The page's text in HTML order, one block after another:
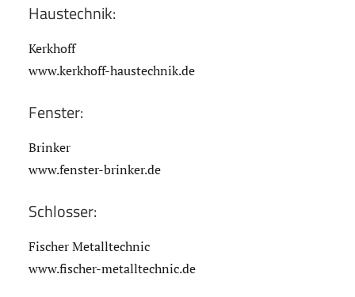
Haustechnik:
Kerkhoff
www.kerkhoff-haustechnik.de
Fenster:
Brinker
www.fenster-brinker.de
Schlosser:
Fischer Metalltechnic
www.fischer-metalltechnic.de